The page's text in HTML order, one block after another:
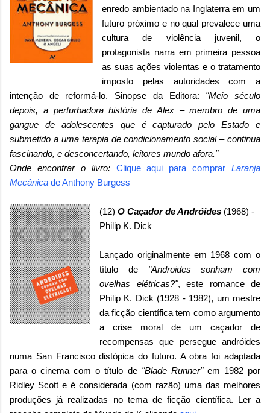
enredo ambientado na Inglaterra em um
futuro próximo e no qual prevalece uma
cultura de violência juvenil, o
protagonista narra em primeira pessoa
as suas ações violentas e o tratamento
imposto pelas autoridades com a
intenção de reformá-lo. Sinopse da Editora: "Meio século
depois, a perturbadora história de Alex – membro de uma
gangue de adolescentes que é capturado pelo Estado e
submetido a uma terapia de condicionamento social – continua
fascinando, e desconcertando, leitores mundo afora."
Onde encontrar o livro: Clique aqui para comprar Laranja
Mecânica de Anthony Burgess
(12) O Caçador de Andróides (1968) -
Philip K. Dick
Lançado originalmente em 1968 com o
título de "Androides sonham com
ovelhas elétricas?", este romance de
Philip K. Dick (1928 - 1982), um mestre
da ficção científica tem como argumento
a crise moral de um caçador de
recompensas que persegue andróides
numa San Francisco distópica do futuro. A obra foi adaptada
para o cinema com o título de "Blade Runner"em 1982 por
Ridley Scott e é considerada (com razão) uma das melhores
produções já realizadas no tema de ficção científica. Ler a